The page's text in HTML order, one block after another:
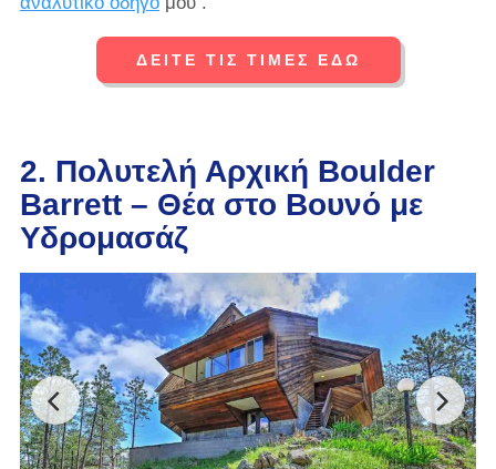
ΔΕΙΤΕ ΤΙΣ ΤΙΜΕΣ ΕΔΩ
2. Πολυτελή Αρχική Boulder
Barrett – Θέα στο Βουνό με
Υδρομασάζ